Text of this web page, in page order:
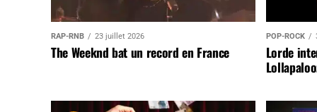
RAP-RNB 23 juillet 2026
The Weeknd bat un record en France
POP-ROCK
Lorde